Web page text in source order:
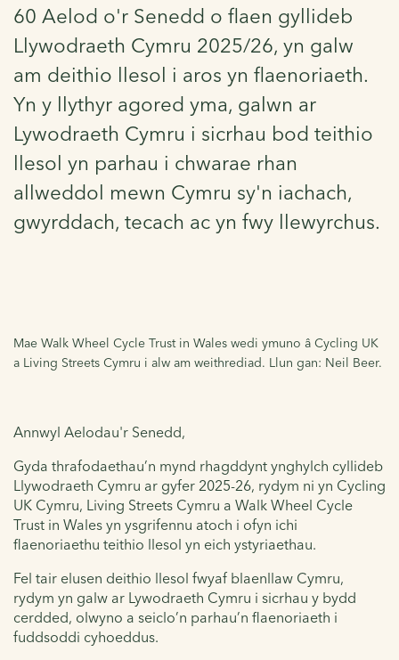
60 Aelod o'r Senedd o flaen gyllideb
Llywodraeth Cymru 2025/26, yn galw
am deithio llesol i aros yn flaenoriaeth.
Yn y llythyr agored yma, galwn ar
Lywodraeth Cymru i sicrhau bod teithio
llesol yn parhau i chwarae rhan
allweddol mewn Cymru sy'n iachach,
gwyrddach, tecach ac yn fwy llewyrchus.
Mae Walk Wheel Cycle Trust in Wales wedi ymuno â Cycling UK
a Living Streets Cymru i alw am weithrediad. Llun gan: Neil Beer.
Annwyl Aelodau'r Senedd,
Gyda thrafodaethau’n mynd rhagddynt ynghylch cyllideb
Llywodraeth Cymru ar gyfer 2025-26, rydym ni yn Cycling
UK Cymru, Living Streets Cymru a Walk Wheel Cycle
Trust in Wales yn ysgrifennu atoch i ofyn ichi
flaenoriaethu teithio llesol yn eich ystyriaethau.
Fel tair elusen deithio llesol fwyaf blaenllaw Cymru,
rydym yn galw ar Lywodraeth Cymru i sicrhau y bydd
cerdded, olwyno a seiclo’n parhau’n flaenoriaeth i
fuddsoddi cyhoeddus.